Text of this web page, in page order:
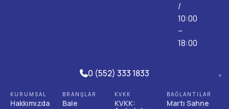
/
10:00
–
18:00
0 (552) 333 1833
KURUMSAL
Hakkımızda
BRANŞLAR
Bale
KVKK
KVKK:
BAĞLANTILAR
Martı Sahne